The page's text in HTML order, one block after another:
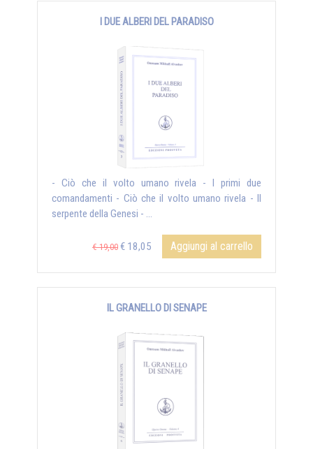
I DUE ALBERI DEL PARADISO
- Ciò che il volto umano rivela - I primi due
comandamenti - Ciò che il volto umano rivela - Il
serpente della Genesi - ...
€ 19,00 € 18,05 Aggiungi al carrello
IL GRANELLO DI SENAPE